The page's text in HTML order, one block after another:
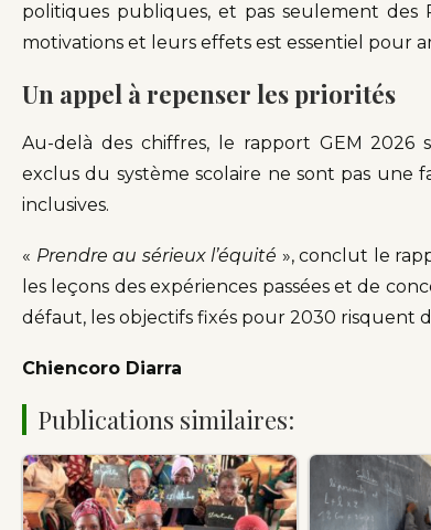
politiques publiques, et pas seulement des
motivations et leurs effets est essentiel pour
Un appel à repenser les priorités
Au-delà des chiffres, le rapport GEM 2026
exclus du système scolaire ne sont pas une
inclusives.
« Prendre au sérieux l’équité », conclut le
les leçons des expériences passées et de
défaut, les objectifs fixés pour 2030 risquent
Chiencoro Diarra
Publications similaires: